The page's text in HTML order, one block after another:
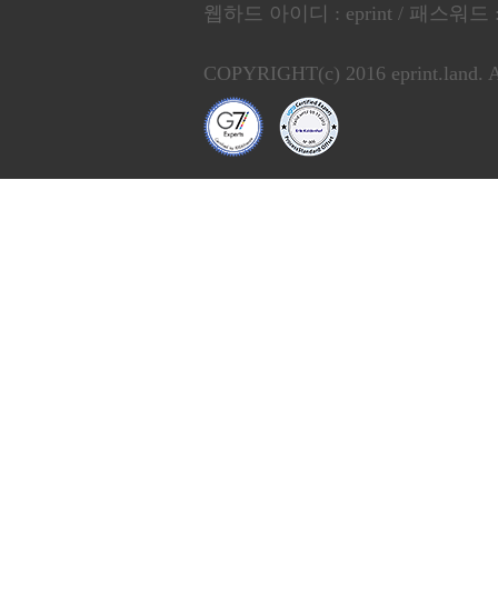
웹하드 아이디 : eprint / 패스워드
COPYRIGHT(c) 2016 eprint.land.